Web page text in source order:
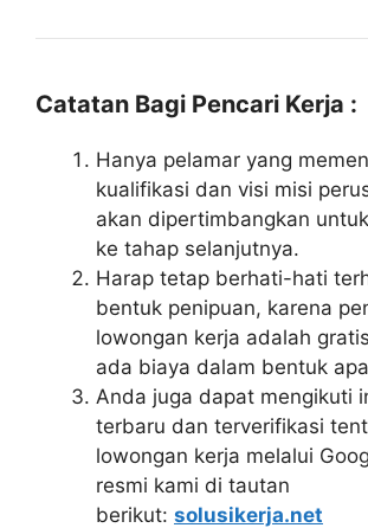
Catatan Bagi Pencari Kerja :
Hanya pelamar yang
kualifikasi dan visi misi
akan dipertimbangkan
ke tahap selanjutnya.
Harap tetap berhati-hati
bentuk penipuan, karena
lowongan kerja adalah
ada biaya dalam bentuk
Anda juga dapat mengikuti
terbaru dan terverifikasi
lowongan kerja melalui
resmi kami di tautan
berikut: solusikerja.net